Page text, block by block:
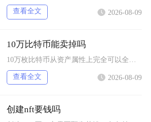
查看全文 2026-08-09
10万比特币能卖掉吗
查看全文 2026-08-09
创建nft要钱吗